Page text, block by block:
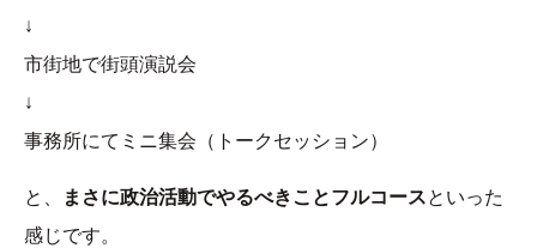
↓
市街地で街頭演説会
↓
事務所にてミニ集会（トークセッション）
と、 まさに政治活動でやるべきことフルコースといった
感じです。